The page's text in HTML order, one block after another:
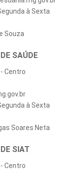
à Sexta
Souza
SAÚDE
Centro
à Sexta
Soares Neta
SIAT
Centro